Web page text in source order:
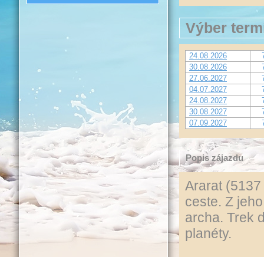
Výber
24.08.2026
30.08.2026
27.06.2027
04.07.2027
24.08.2027
30.08.2027
07.09.2027
Popis zájazdu
Ararat
ceste. Z
archa. Trek
planéty.